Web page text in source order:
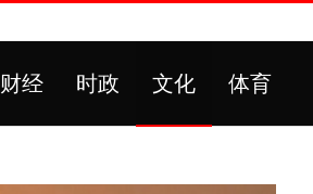
财经 时政 文化 体育